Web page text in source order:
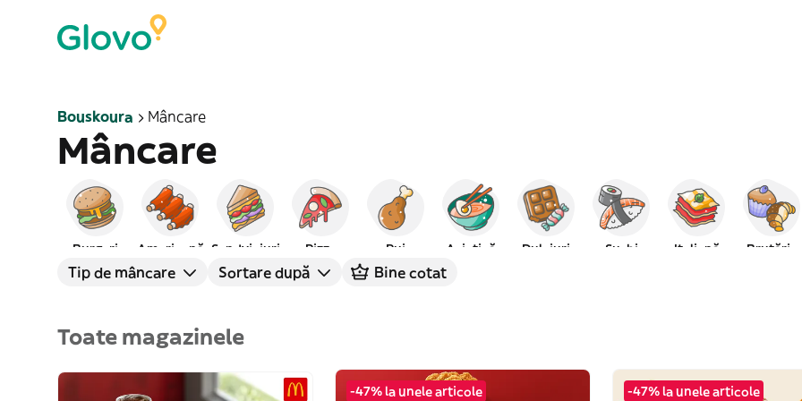
Bouskoura Mâncare
Mâncare
Burgeri Americană Sandviciuri Pizza Pui Asiatică Dulciuri Sushi Italiană Brutărie
Tip de mâncare Sortare după Bine cotat
Toate magazinele
-47% la unele articole -47% la unele articole